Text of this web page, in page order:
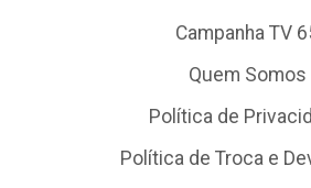
Campanha TV
Quem Somos
Política de
Política de Troca e